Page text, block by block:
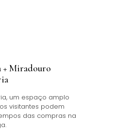
+ Miradouro
um espaço amplo
visitantes podem
das compras na